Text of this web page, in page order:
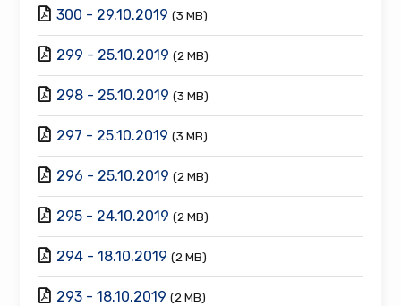
300 - 29.10.2019 (3 MB)
299 - 25.10.2019 (2 MB)
298 - 25.10.2019 (3 MB)
297 - 25.10.2019 (3 MB)
296 - 25.10.2019 (2 MB)
295 - 24.10.2019 (2 MB)
294 - 18.10.2019 (2 MB)
293 - 18.10.2019 (2 MB)